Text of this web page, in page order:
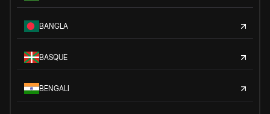
BANGLA
BASQUE
BENGALI